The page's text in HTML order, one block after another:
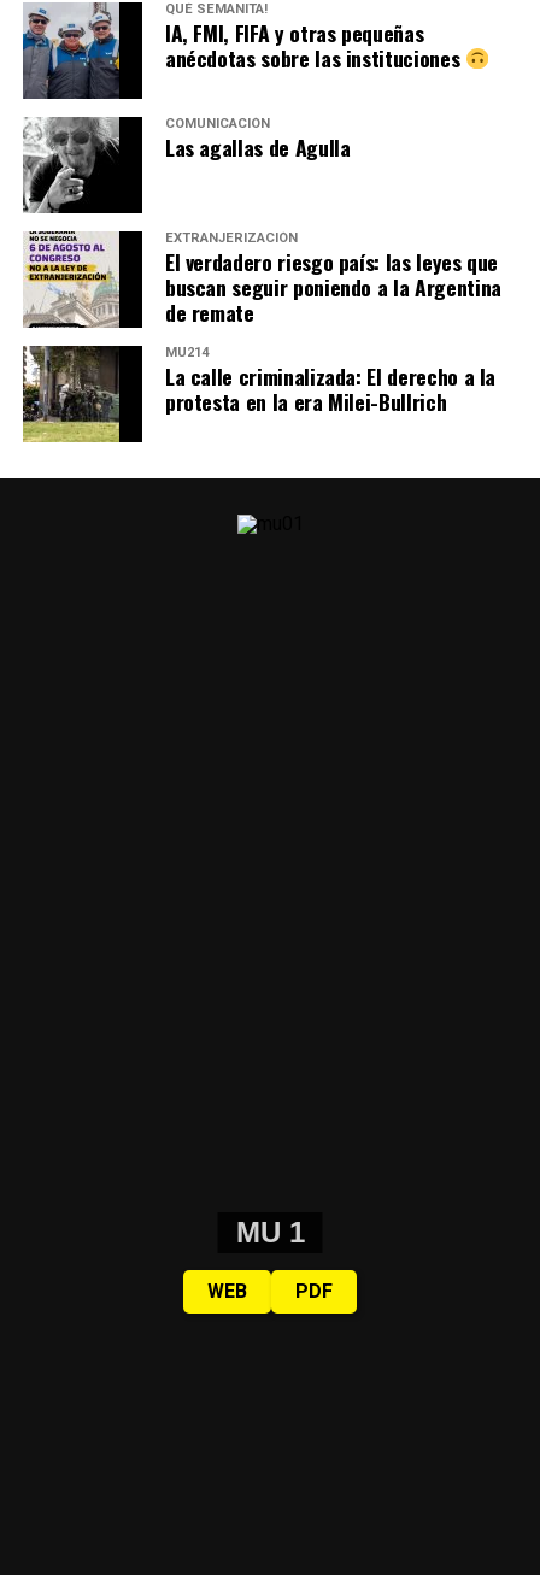
QUÉ SEMANITA!
IA, FMI, FIFA y otras pequeñas
anécdotas sobre las instituciones
COMUNICACIÓN
Las agallas de Agulla
EXTRANJERIZACIÓN
El verdadero riesgo país: las leyes que
buscan seguir poniendo a la Argentina
de remate
MU214
La calle criminalizada: El derecho a la
protesta en la era Milei-Bullrich
MU 1
WEB PDF